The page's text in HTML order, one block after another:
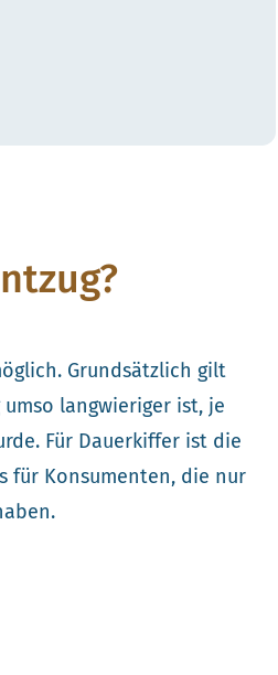
Grundsätzlich gilt
langwieriger ist, je
Für Dauerkiffer ist die
für Konsumenten, die nur